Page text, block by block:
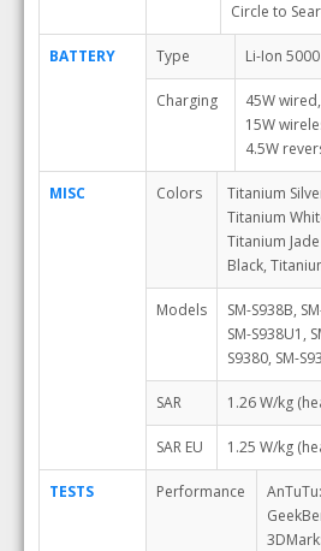
Circle to
BATTERY Type Li-Ion
Charging
45W
15W
4.5W
MISC Colors
Titanium
Titanium
Titanium
Black,
Models
SM-S938B,
SM-S938U1,
S9380, SM-
SAR 1.26 W/kg
SAR EU 1.25 W/kg
TESTS Performance